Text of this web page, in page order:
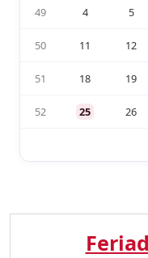
49 4 5
50 11 12
51 18 19
52 25 26